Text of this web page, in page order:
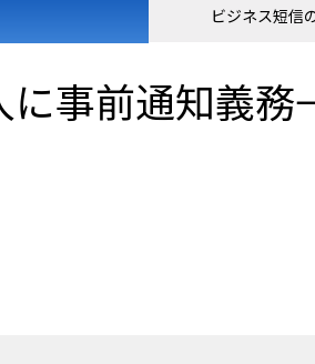
ビジネス短信
事前通知義務